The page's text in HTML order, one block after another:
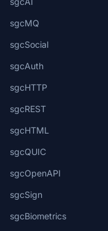
sgcMQ
sgcSocial
sgcAuth
sgcHTTP
sgcREST
sgcHTML
sgcQUIC
sgcOpenAPI
sgcSign
sgcBiometrics